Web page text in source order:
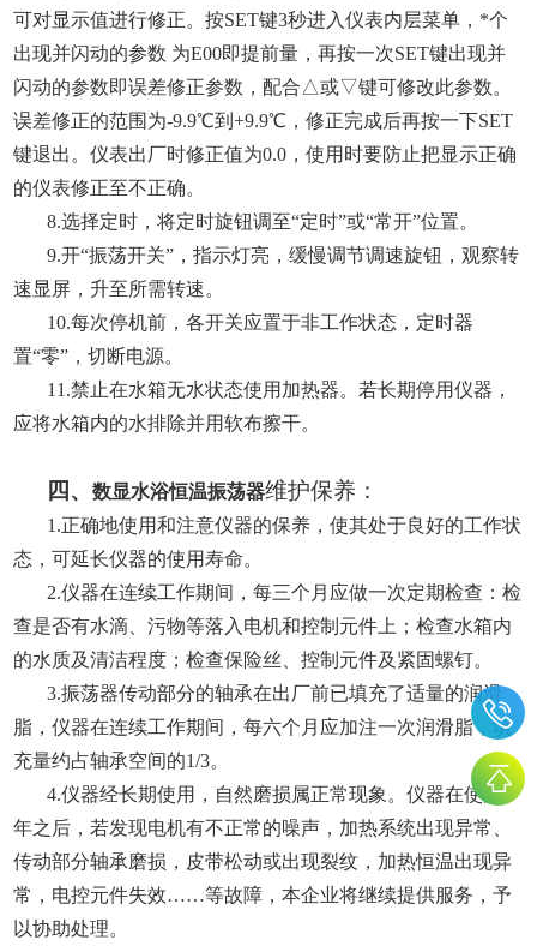
可对显示值进行修正。按SET键3秒进入仪表内层菜单，*个
出现并闪动的参数 为E00即提前量，再按一次SET键出现并
闪动的参数即误差修正参数，配合△或▽键可修改此参数。
误差修正的范围为-9.9℃到+9.9℃，修正完成后再按一下SET
键退出。仪表出厂时修正值为0.0，使用时要防止把显示正确
的仪表修正至不正确。
8.选择定时，将定时旋钮调至“定时”或“常开”位置。
9.开“振荡开关”，指示灯亮，缓慢调节调速旋钮，观察转
速显屏，升至所需转速。
10.每次停机前，各开关应置于非工作状态，定时器
置“零”，切断电源。
11.禁止在水箱无水状态使用加热器。若长期停用仪器，
应将水箱内的水排除并用软布擦干。
四、数显水浴恒温振荡器维护保养：
1.正确地使用和注意仪器的保养，使其处于良好的工作状
态，可延长仪器的使用寿命。
2.仪器在连续工作期间，每三个月应做一次定期检查：检
查是否有水滴、污物等落入电机和控制元件上；检查水箱内
的水质及清洁程度；检查保险丝、控制元件及紧固螺钉。
3.振荡器传动部分的轴承在出厂前已填充了适量的润滑
脂，仪器在连续工作期间，每六个月应加注一次润滑脂，填
充量约占轴承空间的1/3。
4.仪器经长期使用，自然磨损属正常现象。仪器在使用一
年之后，若发现电机有不正常的噪声，加热系统出现异常、
传动部分轴承磨损，皮带松动或出现裂纹，加热恒温出现异
常，电控元件失效……等故障，本企业将继续提供服务，予
以协助处理。